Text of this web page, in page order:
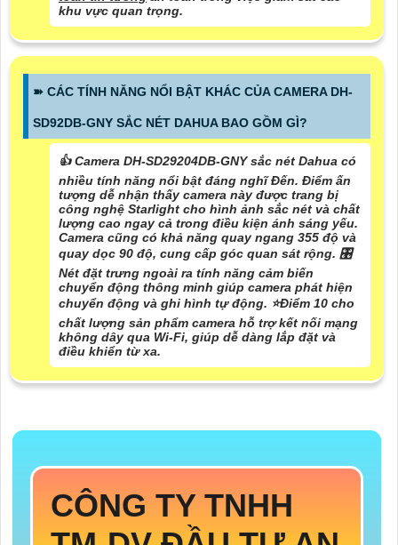
khu vực quan trọng.
➽ CÁC TÍNH NĂNG NỔI BẬT KHÁC CỦA CAMERA DH-
SD92DB-GNY SẮC NÉT DAHUA BAO GỒM GÌ?
👍 Camera DH-SD29204DB-GNY sắc nét Dahua có
nhiều tính năng nổi bật đáng nghĩ Đến. Điểm ấn
tượng dễ nhận thấy camera này được trang bị
công nghệ Starlight cho hình ảnh sắc nét và chất
lượng cao ngay cả trong điều kiện ánh sáng yếu.
Camera cũng có khả năng quay ngang 355 độ và
quay dọc 90 độ, cung cấp góc quan sát rộng. 🎛
Nét đặt trưng ngoài ra tính năng cảm biến
chuyển động thông minh giúp camera phát hiện
chuyển động và ghi hình tự động. ⭐Điểm 10 cho
chất lượng sản phẩm camera hỗ trợ kết nối mạng
không dây qua Wi-Fi, giúp dễ dàng lắp đặt và
điều khiển từ xa.
CÔNG TY TNHH